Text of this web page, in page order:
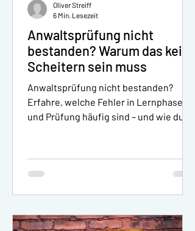
Anwaltsprüfung nicht
bestanden? Warum das kein
Scheitern sein muss
Anwaltsprüfung nicht bestanden?
Erfahre, welche Fehler in Lernphase
und Prüfung häufig sind – und wie du
Oliver Streiff
6 Min. Lesezeit